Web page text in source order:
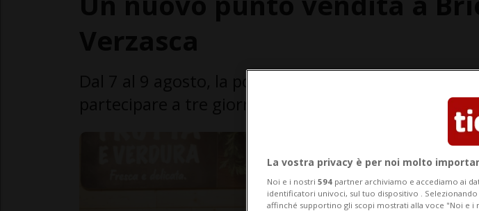
La vostra privacy è per noi molto
Noi e i nostri 594 partner archiviamo e accediamo ai
identificatori univoci, sul tuo dispositivo .
affinché supportino gli scopi mostrati alla voce "Noi e